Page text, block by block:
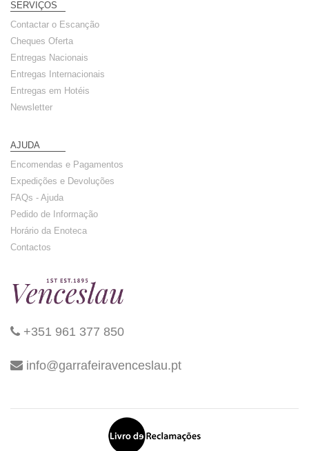
SERVIÇOS
Contactar o Escanção
Cheques Oferta
Entregas Nacionais
Entregas Internacionais
Entregas em Hotéis
Newsletter
AJUDA
Encomendas e Pagamentos
Expedições e Devoluções
FAQs - Ajuda
Pedido de Informação
Horário da Enoteca
Contactos
+351 961 377 850
info@garrafeiravenceslau.pt